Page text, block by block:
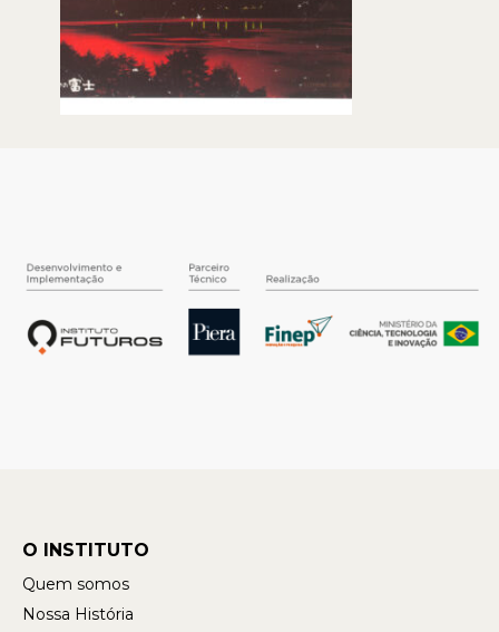
O INSTITUTO
Quem somos
Nossa História